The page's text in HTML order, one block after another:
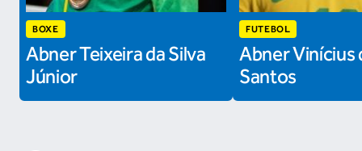
BOXE
Abner Teixeira da Silva
Júnior
FUTEBOL
Abner Vinícius
Santos